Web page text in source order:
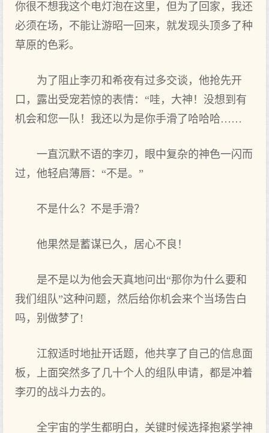
你很不想我这个电灯泡在这里，但为了回家，我还
必须在场，不能让游昭一回来，就发现头顶多了种
草原的色彩。
为了阻止李刃和希夜有过多交谈，他抢先开
口，露出受宠若惊的表情：“哇，大神！没想到有
机会和您一队！我还以为是你手滑了哈哈哈……
一直沉默不语的李刃，眼中复杂的神色一闪而
过，他轻启薄唇：“不是。”
不是什么？不是手滑？
他果然是蓄谋已久，居心不良！
是不是以为他会天真地问出“那你为什么要和
我们组队”这种问题，然后给你机会来个当场告白
吗，别做梦了!
江叙适时地扯开话题，他共享了自己的信息面
板，上面突然多了几十个人的组队申请，都是冲着
李刃的战斗力去的。
全宇宙的学生都明白，关键时候选择抱紧学神